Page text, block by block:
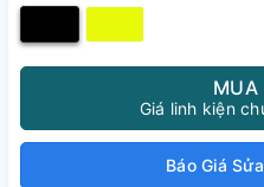
MUA
Giá linh kiện
Báo Giá